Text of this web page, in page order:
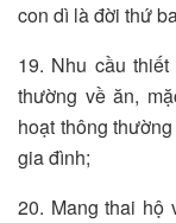
con dì là đời thứ
19. Nhu cầu
thường về ăn,
hoạt thông
gia đình;
20. Mang thai hộ